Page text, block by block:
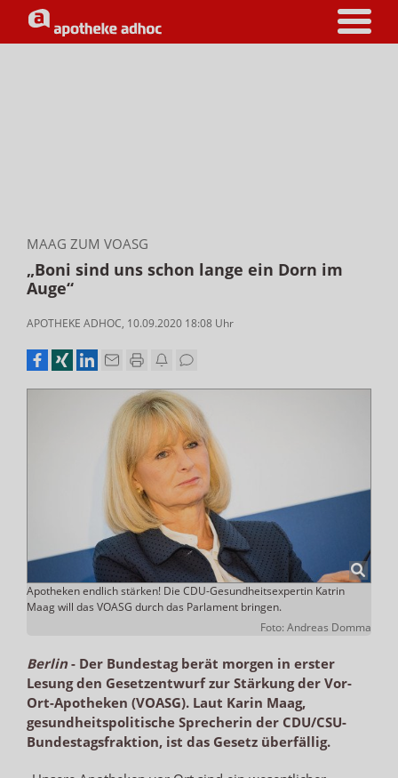
MAAG ZUM VOASG
„Boni sind uns schon lange ein Dorn im
Auge“
APOTHEKE ADHOC, 10.09.2020 18:08 Uhr
Apotheken endlich stärken! Die CDU-Gesundheitsexpertin Katrin
Maag will das VOASG durch das Parlament bringen.
Foto: Andreas Domma
Berlin- Der Bundestag berät morgen in erster
Lesung den Gesetzentwurf zur Stärkung der Vor-
Ort-Apotheken (VOASG). Laut Karin Maag,
gesundheitspolitische Sprecherin der CDU/CSU-
Bundestagsfraktion, ist das Gesetz überfällig.